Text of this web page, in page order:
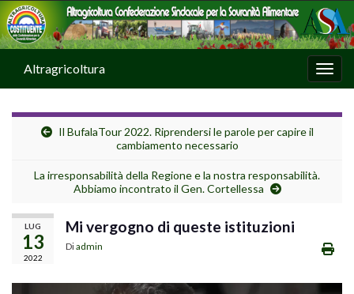
Altragricoltura
Il BufalaTour 2022. Riprendersi le parole per capire il
cambiamento necessario
La irresponsabilità della Regione e la nostra responsabilità.
Abbiamo incontrato il Gen. Cortellessa
LUG
13
2022
Mi vergogno di queste istituzioni
Diadmin